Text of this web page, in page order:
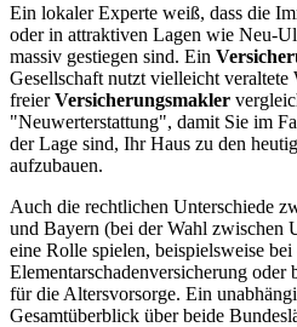
Ein lokaler Experte weiß, dass die
oder in attraktiven Lagen wie Neu-
massiv gestiegen sind. Ein
Gesellschaft nutzt vielleicht
freierVersicherungsmakler
"Neuwerterstattung", damit Sie im
der Lage sind, Ihr Haus zu den
aufzubauen.
Auch die rechtlichen Unterschiede
und Bayern (bei der Wahl zwischen
eine Rolle spielen, beispielsweise bei
Elementarschadenversicherung oder
für die Altersvorsorge. Ein
Gesamtüberblick über beide